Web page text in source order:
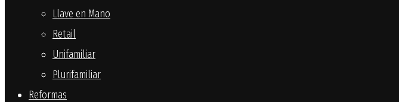
Llave en Mano
Retail
Unifamiliar
Plurifamiliar
Reformas